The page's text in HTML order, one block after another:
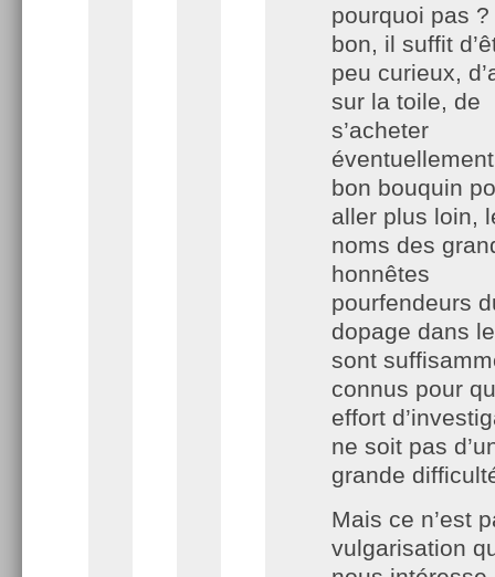
pourquoi pas
bon, il suffit
peu curieux,
sur la toile, de
s’acheter
bon bouquin
aller plus loin,
noms des
honnêtes
pourfendeurs
dopage dans
sont
connus pour
effort
ne soit pas
grande
Mais ce n’est
vulgarisation